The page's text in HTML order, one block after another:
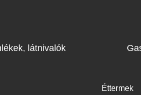
látnivalók
Éttermek